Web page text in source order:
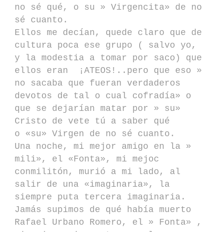
no sé qué, o su » Virgencita» de no
sé cuanto.
Ellos me decían, quede claro que de
cultura poca ese grupo ( salvo yo,
y la modestia a tomar por saco) que
ellos eran ¡ATEOS!..pero que eso »
no sacaba que fueran verdaderos
devotos de tal o cual cofradía» o
que se dejarían matar por » su»
Cristo de vete tú a saber qué
o «su» Virgen de no sé cuanto.
Una noche, mi mejor amigo en la »
mili», el «Fonta», mi mejoc
conmilitón, murió a mi lado, al
salir de una «imaginaria», la
siempre puta tercera imaginaria.
Jamás supimos de qué había muerto
Rafael Urbano Romero, el » Fonta» ,